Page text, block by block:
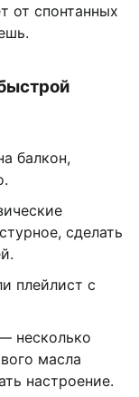
от спонтанных
балкон,
сделать
плейлист с
несколько
масла
настроение.